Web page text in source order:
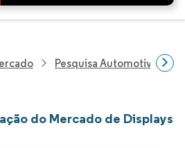
Pesquisa Automotiva
do Mercado de Displays